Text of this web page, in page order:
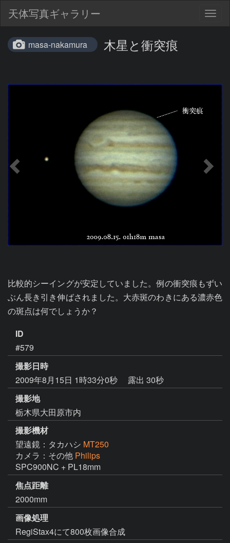
天体写真ギャラリー
masa-nakamura 木星と衝突痕
比較的シーイングが安定していました。例の衝突痕もずい
ぶん長き引き伸ばされました。大赤斑のわきにある濃赤色
の斑点は何でしょうか？
ID
#579
撮影日時
2009年8月15日 1時33分0秒
露出 30秒
撮影地
栃木県大田原市内
撮影機材
望遠鏡：タカハシ MT250
カメラ：その他 Philips
SPC900NC + PL18mm
焦点距離
2000mm
画像処理
RegiStax4にて800枚画像合成